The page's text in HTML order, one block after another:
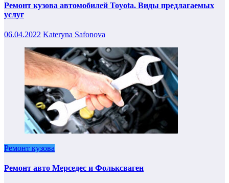
Ремонт кузова автомобилей Toyota. Виды предлагаемых
услуг
06.04.2022 Kateryna Safonova
Ремонт кузова
Ремонт авто Мерседес и Фольксваген